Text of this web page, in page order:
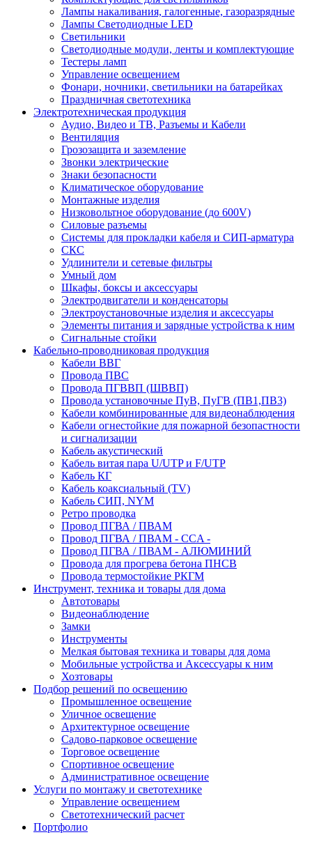
Лампы накаливания, галогенные, газоразрядные
Лампы Светодиодные LED
Светильники
Светодиодные модули, ленты и комплектующие
Тестеры ламп
Управление освещением
Фонари, ночники, светильники на батарейках
Праздничная светотехника
Электротехническая продукция
Аудио, Видео и ТВ, Разъемы и Кабели
Вентиляция
Грозозащита и заземление
Звонки электрические
Знаки безопасности
Климатическое оборудование
Монтажные изделия
Низковольтное оборудование (до 600V)
Силовые разъемы
Системы для прокладки кабеля и СИП-арматура
СКС
Удлинители и сетевые фильтры
Умный дом
Шкафы, боксы и аксессуары
Электродвигатели и конденсаторы
Электроустановочные изделия и аксессуары
Элементы питания и зарядные устройства к ним
Сигнальные стойки
Кабельно-проводниковая продукция
Кабели ВВГ
Провода ПВС
Провода ПГВВП (ШВВП)
Провода установочные ПуВ, ПуГВ (ПВ1,ПВ3)
Кабели комбинированные для видеонаблюдения
Кабели огнестойкие для пожарной безопастности
и сигнализации
Кабель акустический
Кабель витая пара U/UTP и F/UTP
Кабель КГ
Кабель коаксиальный (TV)
Кабель СИП, NYM
Ретро проводка
Провод ПГВА / ПВАМ
Провод ПГВА / ПВАМ - CCA -
Провод ПГВА / ПВАМ - АЛЮМИНИЙ
Провода для прогрева бетона ПНСВ
Провода термостойкие РКГМ
Инструмент, техника и товары для дома
Автотовары
Видеонаблюдение
Замки
Инструменты
Мелкая бытовая техника и товары для дома
Мобильные устройства и Аксессуары к ним
Хозтовары
Подбор решений по освещению
Промышленное освещение
Уличное освещение
Архитектурное освещение
Садово-парковое освещение
Торговое освещение
Спортивное освещение
Административное освещение
Услуги по монтажу и светотехнике
Управление освещением
Светотехнический расчет
Портфолио